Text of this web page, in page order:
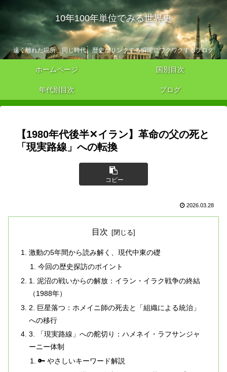
10年100年単位でみる世界史
遠く離れた場所、同じ時代。歴史がリンクする瞬間にワクワクするブログ
ホームページ 国別目次
年代別目次 ブログ
【1980年代後半✕イラン】革命の父の死と
「現実路線」への転換
コピー
2026.03.28
目次
激動の5年間から読み解く、現代中東の礎
今回の歴史探訪のポイント
1. 泥沼の戦いからの解放：イラン・イラク戦争の終結
（1988年）
2. 巨星落つ：ホメイニ師の死去と「組織による統治」
への移行
3. 「現実路線」への舵切り：ハメネイ・ラフサンジャ
ーニー体制
🔑 やさしいキーワード解説